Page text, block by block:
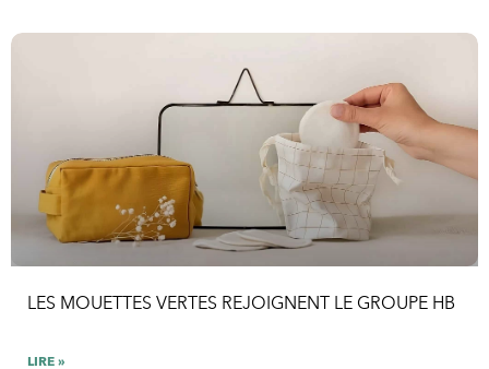
LES MOUETTES VERTES REJOIGNENT LE GROUPE HB
LIRE »